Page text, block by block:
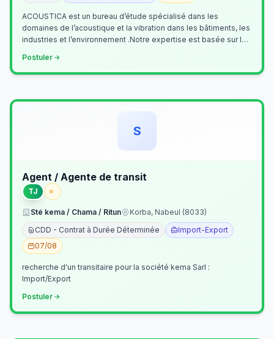
ACOUSTICA est un bureau d’étude spécialisé dans les
domaines de l’acoustique et la vibration dans les bâtiments, les
industries et l’environnement .Notre expertise est basée sur le
Postuler
S
Agent / Agente de transit
TJ
Sté kema / Chama / Ritun
Korba, Nabeul (8033)
CDD - Contrat à Durée Déterminée
Import-Export
07/08
recherche d'un transitaire pour la société kema Sarl :
Import/Export
Postuler